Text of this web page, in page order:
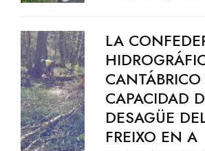
LA
CAPACIDAD
DESAGÜE
FREIXO EN A